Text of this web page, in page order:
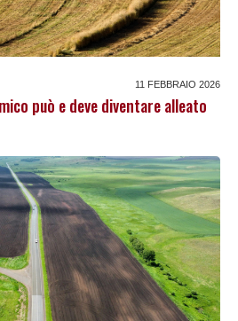
11 FEBBRAIO 2026
può e deve diventare alleato